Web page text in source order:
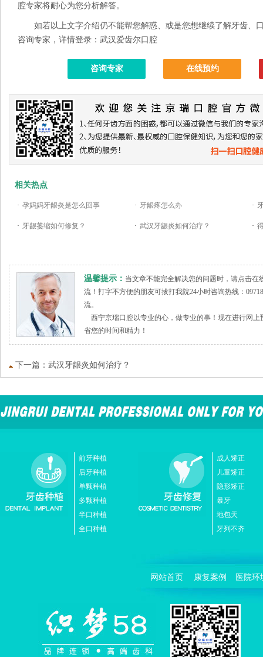
腔专家将耐心为您分析解答。
如若以上文字介绍仍不能帮您解惑、或是您想继续了解牙齿、
咨询专家，详情登录：武汉爱齿尔口腔
咨询专家 在线预约
相关热点
· 孕妈妈牙龈炎是怎么回事 · 牙龈疼怎么办 ·
· 牙龈萎缩如何修复？ · 武汉牙龈炎如何治疗？ ·
温馨提示： 当文章不能完全解决您的问题时，请点击
流！打字不方便的朋友可拔打我院24小时咨询热线：
流。
西宁京瑞口腔以专业的心，做专业的事！现在进行网上
省您的时间和精力！
下一篇： 武汉牙龈炎如何治疗？
前牙种植
后牙种植
单颗种植
多颗种植
半口种植
全口种植
成人矫正
儿童矫正
隐形矫正
暴牙
地包天
牙列不齐
网站首页 康复案例 医院环